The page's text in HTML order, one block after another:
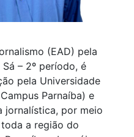
(EAD) pela
– 2º período, é
pela Universidade
Parnaíba) e
jornalística, por meio
a região do